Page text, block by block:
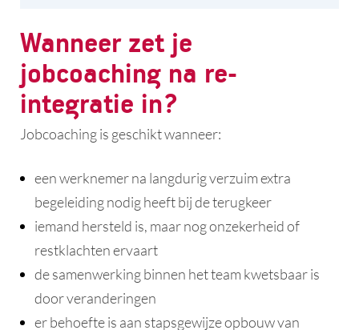
Wanneer zet je
jobcoaching na re-
integratie in?
Jobcoaching is geschikt wanneer:
een werknemer na langdurig verzuim extra
begeleiding nodig heeft bij de terugkeer
iemand hersteld is, maar nog onzekerheid of
restklachten ervaart
de samenwerking binnen het team kwetsbaar is
door veranderingen
er behoefte is aan stapsgewijze opbouw van